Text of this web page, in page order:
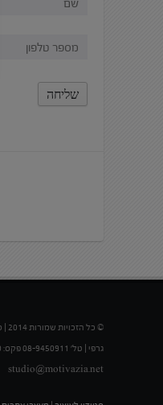
studio@motivazia.net